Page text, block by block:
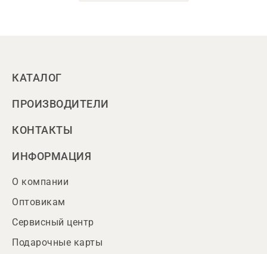
КАТАЛОГ
ПРОИЗВОДИТЕЛИ
КОНТАКТЫ
ИНФОРМАЦИЯ
О компании
Оптовикам
Сервисный центр
Подарочные карты